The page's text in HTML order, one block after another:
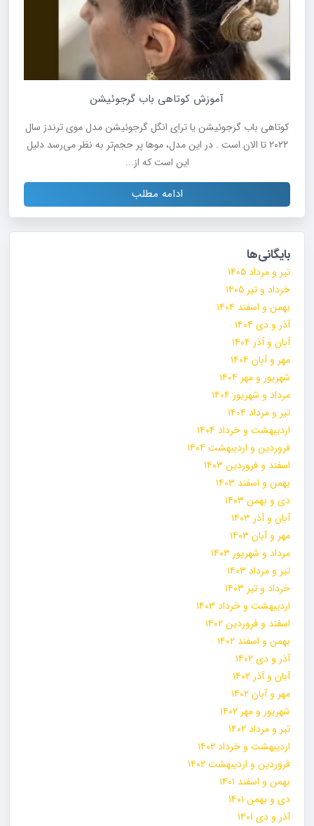
آموزش کوتاهی باب گرجوئیشن
کوتاهی باب گرجوئیشن یا ترای انگل گرجوئیشن مدل موی ترندز سال
۲۰۲۲ تا الان است . در این مدل، موها پر حجم‌تر به نظر می‌رسد دلیل
این است که از...
ادامه مطلب
بایگانی‌ها
تیر و مرداد ۱۴۰۵
خرداد و تیر ۱۴۰۵
بهمن و اسفند ۱۴۰۴
آذر و دی ۱۴۰۴
آبان و آذر ۱۴۰۴
مهر و آبان ۱۴۰۴
شهریور و مهر ۱۴۰۴
مرداد و شهریور ۱۴۰۴
تیر و مرداد ۱۴۰۴
اردیبهشت و خرداد ۱۴۰۴
فروردین و اردیبهشت ۱۴۰۴
اسفند و فروردین ۱۴۰۳
بهمن و اسفند ۱۴۰۳
دی و بهمن ۱۴۰۳
آبان و آذر ۱۴۰۳
مهر و آبان ۱۴۰۳
مرداد و شهریور ۱۴۰۳
تیر و مرداد ۱۴۰۳
خرداد و تیر ۱۴۰۳
اردیبهشت و خرداد ۱۴۰۳
اسفند و فروردین ۱۴۰۲
بهمن و اسفند ۱۴۰۲
آذر و دی ۱۴۰۲
آبان و آذر ۱۴۰۲
مهر و آبان ۱۴۰۲
شهریور و مهر ۱۴۰۲
تیر و مرداد ۱۴۰۲
اردیبهشت و خرداد ۱۴۰۲
فروردین و اردیبهشت ۱۴۰۲
بهمن و اسفند ۱۴۰۱
دی و بهمن ۱۴۰۱
آذر و دی ۱۴۰۱